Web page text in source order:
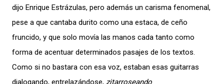
dijo Enrique Estrázulas, pero además un carisma fenomenal,
pese a que cantaba durito como una estaca, de ceño
fruncido, y que solo movía las manos cada tanto como
forma de acentuar determinados pasajes de los textos.
Como si no bastara con esa voz, estaban esas guitarras
dialogando, entrelazándose, zitarroseando